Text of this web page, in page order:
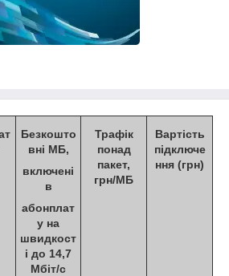
Безкошто
вні МБ,
включені
в
абонплат
у на
швидкост
і до 14,7
Мбіт/с
Трафік
понад
пакет,
грн/МБ
Вартість
підключе
ння (грн)